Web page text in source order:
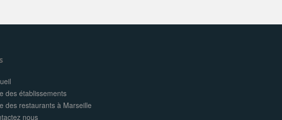
des établissements
des restaurants à Marseille
nous